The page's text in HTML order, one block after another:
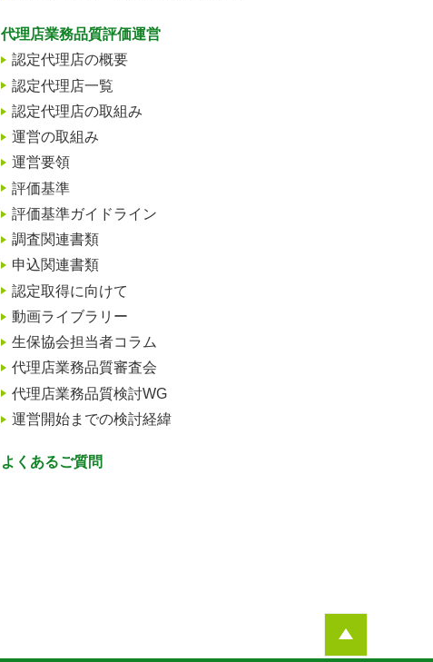
代理店業務品質評価運営
認定代理店の概要
認定代理店一覧
認定代理店の取組み
運営の取組み
運営要領
評価基準
評価基準ガイドライン
調査関連書類
申込関連書類
認定取得に向けて
動画ライブラリー
生保協会担当者コラム
代理店業務品質審査会
代理店業務品質検討WG
運営開始までの検討経緯
よくあるご質問